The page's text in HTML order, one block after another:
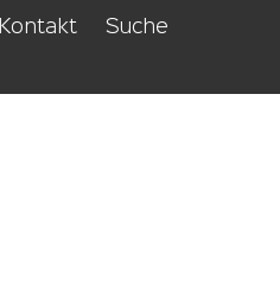
Kontakt Suche